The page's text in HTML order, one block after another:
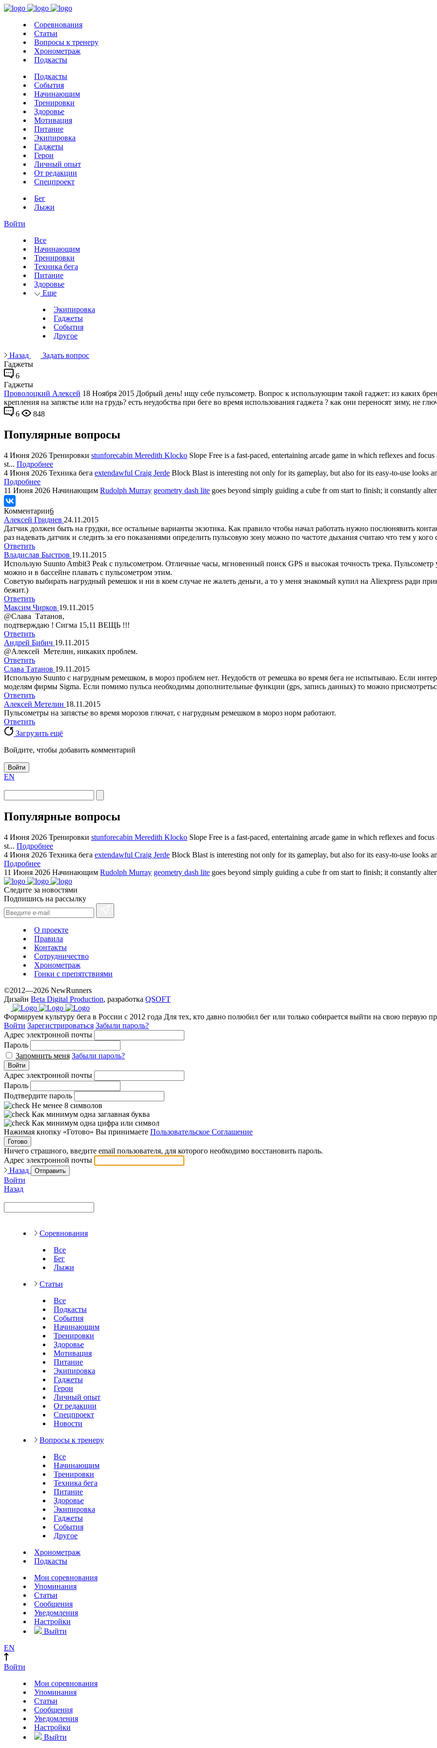
Соревнования
Статьи
Вопросы к тренеру
Хронометраж
Подкасты
Подкасты
События
Начинающим
Тренировки
Здоровье
Мотивация
Питание
Экипировка
Гаджеты
Герои
Личный опыт
От редакции
Спецпроект
Бег
Лыжи
Войти
Все
Начинающим
Тренировки
Техника бега
Питание
Здоровье
Еще
Экипировка
Гаджеты
События
Другое
Назад
Задать вопрос
Гаджеты
6
Гаджеты
Проволоцкий Алексей 18 Ноября 2015 Добрый день! ищу себе пульсометр. Вопрос к использующим такой гаджет: из каких
крепления на запястье или на грудь? есть неудобства при беге во время использования гаджета ? как они переносят зиму, не
6
848
Популярные вопросы
4 Июня 2026 Тренировки stunforecabin Meredith Klocko Slope Free is a fast-paced, entertaining arcade game in which reflexes and
st... Подробнее
4 Июня 2026 Техника бега extendawful Craig Jerde Block Blast is interesting not only for its gameplay, but also for its easy-to-use looks
Подробнее
11 Июня 2026 Начинающим Rudolph Murray geometry dash lite goes beyond simply guiding a cube fr om start to finish; it constantly
Комментарии6
Алексей Гриднев 24.11.2015
Датчик должен быть на грудки, все остальные варианты экзотика. Как правило чтобы начал работать нужно послюнявить
раз надевать датчик и следить за его показаниями определить пульсовую зону можно по частоте дыхания считаю что тем у
Ответить
Владислав Быстров 19.11.2015
Использую Suunto Ambit3 Peak с пульсометром. Отличные часы, мгновенный поиск GPS и высокая точность трека.
можно и в бассейне плавать с пульсометром этим.
Советую выбирать нагрудный ремешок и ни в коем случае не жалеть деньги, а то у меня знакомый купил на Aliexpress ради
бежит.)
Ответить
Максим Чирков 19.11.2015
@Слава Татанов,
подтверждаю ! Сигма 15,11 ВЕЩЬ !!!
Ответить
Андрей Бибич 19.11.2015
@Алексей Метелин, никаких проблем.
Ответить
Слава Татанов 19.11.2015
Использую Suunto с нагрудным ремешком, в мороз проблем нет. Неудобств от ремешка во время бега не испытываю. Если
моделям фирмы Sigma. Если помимо пульса необходимы дополнительные функции (gps, запись данных) то можно
Ответить
Алексей Метелин 18.11.2015
Пульсометры на запястье во время морозов глючат, с нагрудным ремешком в мороз норм работают.
Ответить
Загрузить ещё
Войдите, чтобы добавить комментарий
Войти
EN
Популярные вопросы
4 Июня 2026 Тренировки stunforecabin Meredith Klocko Slope Free is a fast-paced, entertaining arcade game in which reflexes and
st... Подробнее
4 Июня 2026 Техника бега extendawful Craig Jerde Block Blast is interesting not only for its gameplay, but also for its easy-to-use looks
Подробнее
11 Июня 2026 Начинающим Rudolph Murray geometry dash lite goes beyond simply guiding a cube fr om start to finish; it constantly
Следите за новостями
Подпишись на рассылку
О проекте
Правила
Контакты
Сотрудничество
Хронометраж
Гонки с препятствиями
©2012—2026 NewRunners
Дизайн Beta Digital Production, разработка QSOFT
Формируем культуру бега в России с 2012 года Для тех, кто давно полюбил бег или только собирается выйти на свою первую
Войти Зарегистрироваться Забыли пароль?
Адрес электронной почты
Пароль
Запомнить меня Забыли пароль?
Войти
Адрес электронной почты
Пароль
Подтвердите пароль
Не менее 8 символов
Как минимум одна заглавная буква
Как минимум одна цифра или символ
Нажимая кнопку «Готово» Вы принимаете Пользовательское Соглашение
Готово
Ничего страшного, введите email пользователя, для которого необходимо восстановить пароль.
Адрес электронной почты
Назад
Отправить
Войти
Назад
Соревнования
Все
Бег
Лыжи
Статьи
Все
Подкасты
События
Начинающим
Тренировки
Здоровье
Мотивация
Питание
Экипировка
Гаджеты
Герои
Личный опыт
От редакции
Спецпроект
Новости
Вопросы к тренеру
Все
Начинающим
Тренировки
Техника бега
Питание
Здоровье
Экипировка
Гаджеты
События
Другое
Хронометраж
Подкасты
Мои соревнования
Упоминания
Статьи
Сообщения
Уведомления
Настройки
Выйти
EN
Войти
Мои соревнования
Упоминания
Статьи
Сообщения
Уведомления
Настройки
Выйти